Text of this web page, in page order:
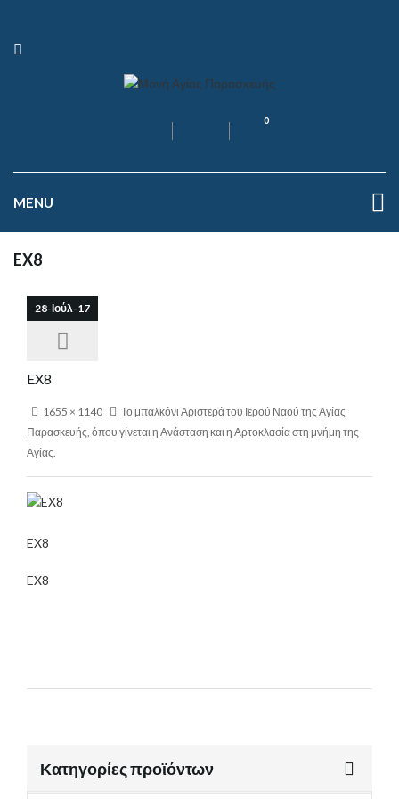
0
MENU
EX8
28-Ιούλ-17
EX8
1655 × 1140
Το μπαλκόνι Αριστερά του Ιερού Ναού της Αγίας
Παρασκευής, όπου γίνεται η Ανάσταση και η Αρτοκλασία στη μνήμη της
Αγίας.
EX8
EX8
Κατηγορίες προϊόντων